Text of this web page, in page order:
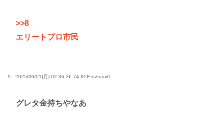
>>8
エリートプロ市民
9 : 2025/09/01(月) 02:36:36.74 ID:EIdztuux0
グレタ金持ちやなあ